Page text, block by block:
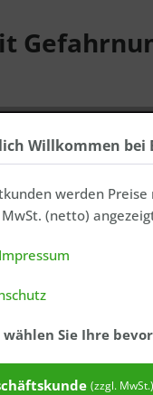
Willkommen bei
werden
(netto)
Sie Ihre
(zzgl. MwSt.)